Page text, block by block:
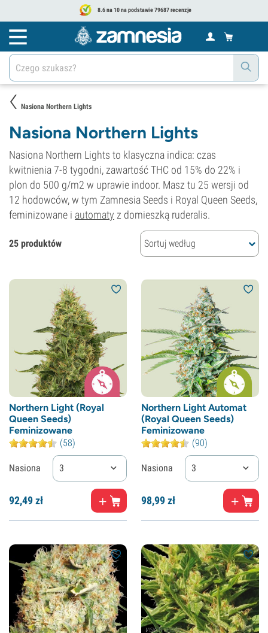
8.6 na 10 na podstawie 79687 recenzje
Nasiona Northern Lights
Nasiona Northern Lights
Nasiona Northern Lights to klasyczna indica: czas
kwitnienia 7-8 tygodni, zawartość THC od 15% do 22% i
plon do 500 g/m2 w uprawie indoor. Masz tu 25 wersji od
12 hodowców, w tym Zamnesia Seeds i Royal Queen Seeds,
feminizowane i automaty z domieszką ruderalis.
25 produktów Sortuj według
Northern Light (Royal
Queen Seeds)
Feminizowane
(58)
Nasiona 3
92,49zł
Northern Light Automat
(Royal Queen Seeds)
Feminizowane
(90)
Nasiona 3
98,99zł